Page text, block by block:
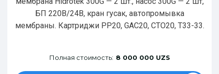
БП 220В/24В, кран гусак, автопромывка
мембраны. Картриджи РР20, GAC20, CTO20, T33-33.
Полная стоимость: 8 000 000 UZS